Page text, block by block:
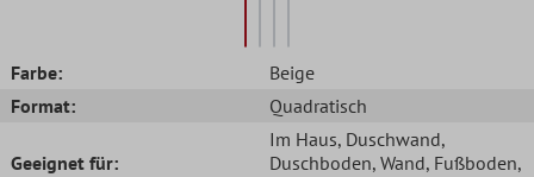
Farbe:
Beige
Format:
Quadratisch
Geeignet für:
Im Haus, Duschwand,
Duschboden, Wand, Fußboden,